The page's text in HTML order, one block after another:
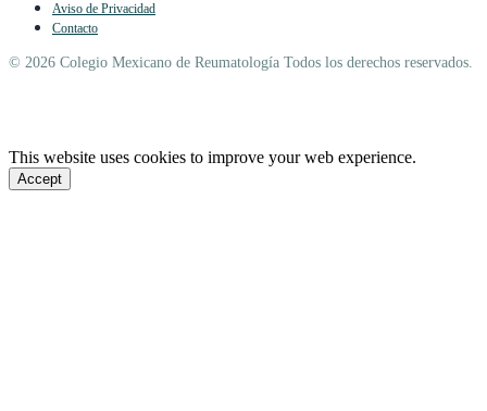
Aviso de Privacidad
Contacto
© 2026 Colegio Mexicano de Reumatología Todos los derechos reservados.
This website uses cookies to improve your web experience.
Accept